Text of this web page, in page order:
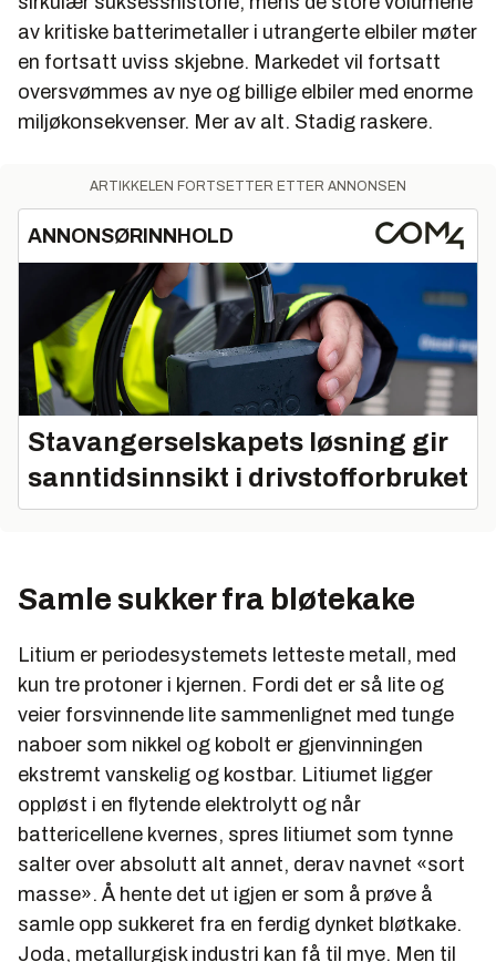
av kritiske batterimetaller i utrangerte elbiler møter
en fortsatt uviss skjebne. Markedet vil fortsatt
oversvømmes av nye og billige elbiler med enorme
miljøkonsekvenser. Mer av alt. Stadig raskere.
ARTIKKELEN FORTSETTER ETTER ANNONSEN
ANNONSØRINNHOLD
Stavangerselskapets løsning gir
sanntidsinnsikt i drivstofforbruket
Samle sukker fra bløtekake
Litium er periodesystemets letteste metall, med
kun tre protoner i kjernen. Fordi det er så lite og
veier forsvinnende lite sammenlignet med tunge
naboer som nikkel og kobolt er gjenvinningen
ekstremt vanskelig og kostbar. Litiumet ligger
oppløst i en flytende elektrolytt og når
battericellene kvernes, spres litiumet som tynne
salter over absolutt alt annet, derav navnet «sort
masse». Å hente det ut igjen er som å prøve å
samle opp sukkeret fra en ferdig dynket bløtkake.
Joda, metallurgisk industri kan få til mye. Men til